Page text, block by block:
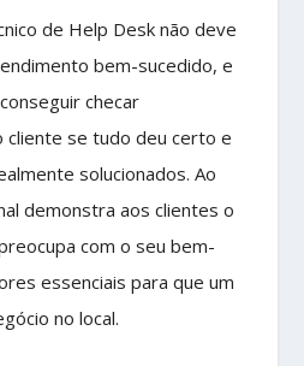
de Help Desk não deve
bem-sucedido, e
checar
se tudo deu certo e
solucionados. Ao
demonstra aos clientes o
com o seu bem-
essenciais para que um
no local.